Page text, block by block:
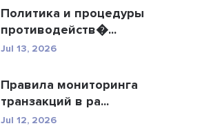
Политика и процедуры
противодейств�...
Jul 13, 2026
Правила мониторинга
транзакций в ра...
Jul 12, 2026